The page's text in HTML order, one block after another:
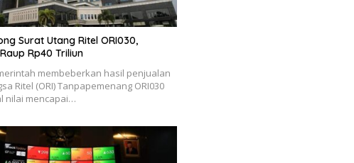
Surat Utang Ritel ORI030,
Rp40 Triliun
membeberkan hasil penjualan
Ritel (ORI) Tanpapemenang ORI030
nilai mencapai…